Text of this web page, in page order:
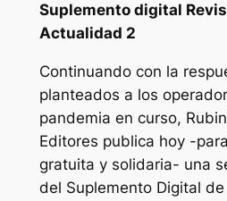
Suplemento digital
Actualidad 2
Continuando con la
planteados a los
pandemia en curso,
Editores publica hoy -
gratuita y solidaria- una
del Suplemento Digital